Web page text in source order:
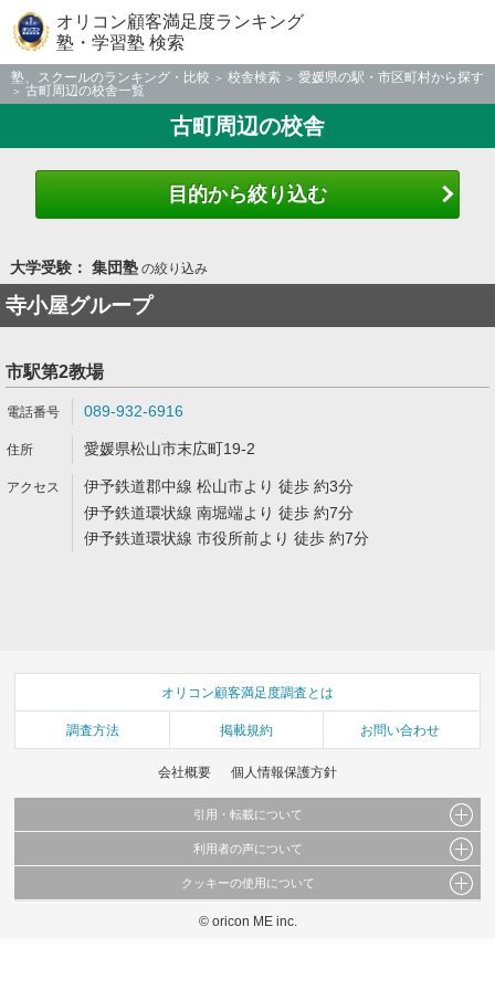
オリコン顧客満足度ランキング
塾・学習塾 検索
塾、スクールのランキング・比較 校舎検索
愛媛県の駅・市区町村から探す
古町周辺の校舎一覧
古町周辺の校舎
目的から絞り込む
大学受験： 集団塾の絞り込み
寺小屋グループ
市駅第2教場
089-932-6916
愛媛県松山市末広町19-2
伊予鉄道郡中線 松山市より 徒歩 約3分
伊予鉄道環状線 南堀端より 徒歩 約7分
伊予鉄道環状線 市役所前より 徒歩 約7分
オリコン顧客満足度調査とは
調査方法 掲載規約 お問い合わせ
会社概要 個人情報保護方針
引用・転載について
当サイトで公開されている情報（文字、写真、イラスト、画像データ等）及びこれらの配
これらの情報を権利者の許可なく無断転載・複製などの二次利用を行うことは固く禁じて
利用者の声について
当サイトに掲載している内容はすべてサービスの利用者が提出された見解・感想です。
弊社の見解・ 意見ではないことをご理解いただいた上でご覧ください。
クッキーの使用について
このサイトでは Cookie を使用して、ユーザーに合わせたコンテンツや広告の表示、ソー
© oricon ME inc.